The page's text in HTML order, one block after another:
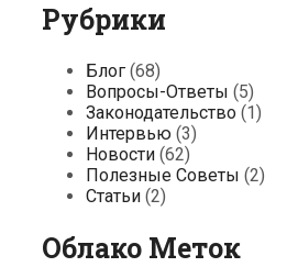
Рубрики
Блог (68)
Вопросы-Ответы (5)
Законодательство (1)
Интервью (3)
Новости (62)
Полезные Советы (2)
Статьи (2)
Облако Меток